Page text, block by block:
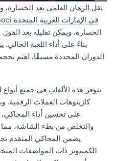
يقل الرهان العلمي بعد الخسارة،
تنزيل تطبيق Booi في الإمارات العربية المتحدة
الخسارة، ويمكن تقليله بعد
بناءً على أداء اللعبة
الدوران المحددة مسبقًا. اهتم
تتوفر هذه الألعاب في جميع
كازينوهات العملات الرقمية.
والتخلص من بطء الشاشة، مما
يضمن المحاكي المتقدم
الكمبيوتر ذات المواصفات